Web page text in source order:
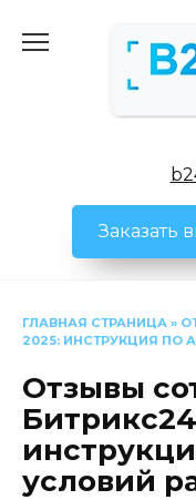
Заказать
ГЛАВНАЯ СТРАНИЦА »
2025: ИНСТРУКЦИЯ ПО
Отзывы
условий